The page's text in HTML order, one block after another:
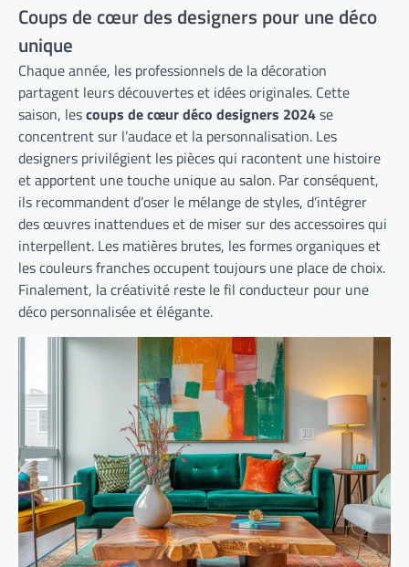
Coups de cœur des designers pour une déco
unique
Chaque année, les professionnels de la décoration
partagent leurs découvertes et idées originales. Cette
saison, lescoups de cœur déco designers 2024se
concentrent sur l’audace et la personnalisation. Les
designers privilégient les pièces qui racontent une histoire
et apportent une touche unique au salon. Par conséquent,
ils recommandent d’oser le mélange de styles, d’intégrer
des œuvres inattendues et de miser sur des accessoires qui
interpellent. Les matières brutes, les formes organiques et
les couleurs franches occupent toujours une place de choix.
Finalement, la créativité reste le fil conducteur pour une
déco personnalisée et élégante.